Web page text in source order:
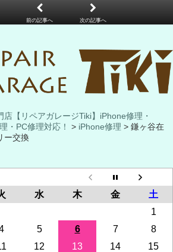
【リペアガレージTiki】iPhone修理・
・PC修理対応！
> iPhone修理 > 鎌ヶ谷在
ー交換
水 木 金
土
1
5 6 7
8
12 13 14
15
前の記事へ 次の記事へ